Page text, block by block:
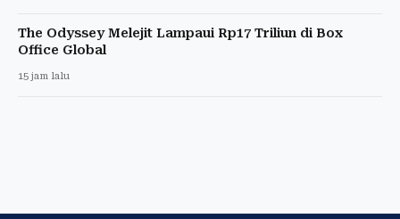
The Odyssey Melejit Lampaui Rp17 Triliun di Box
Office Global
15 jam lalu